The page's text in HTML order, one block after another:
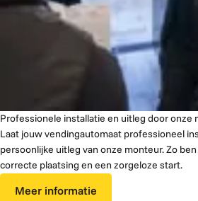
Professionele installatie en uitleg door onze
Laat jouw vendingautomaat professioneel
persoonlijke uitleg van onze monteur. Zo
correcte plaatsing en een zorgeloze start.
Meer informatie